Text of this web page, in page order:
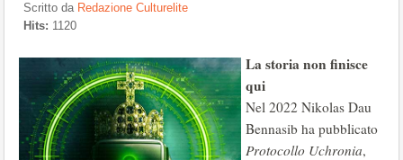
Scritto da Redazione Culturelite
Hits: 1120
La storia non finisce
qui
Nel 2022 Nikolas Dau
Bennasib ha pubblicato
Protocollo Uchronia,